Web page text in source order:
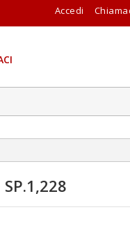
Accedi
SP.1,228